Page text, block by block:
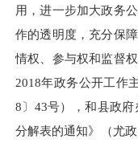
用，进一步加大政务
作的透明度，充分保
情权、参与权和监督
2018年政务公开工作
8〕 43号），和县政府
分解表的通知》（尤